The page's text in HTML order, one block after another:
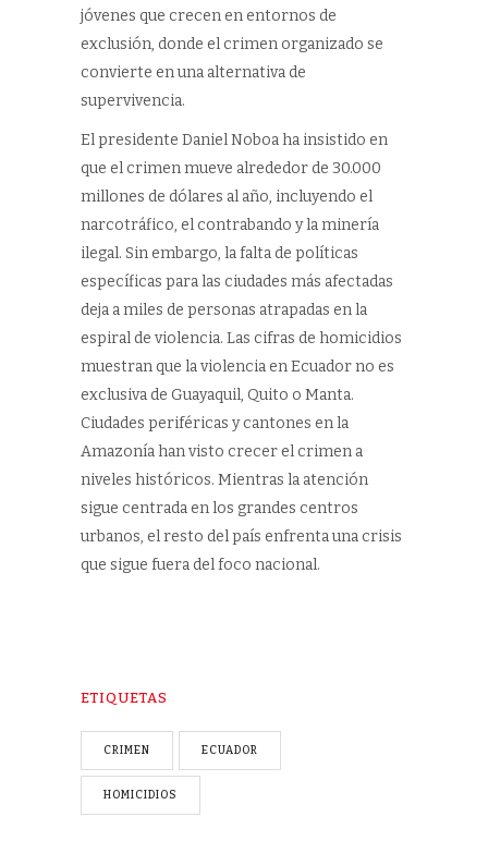
jóvenes que crecen en entornos de
exclusión, donde el crimen organizado se
convierte en una alternativa de
supervivencia.
El presidente Daniel Noboa ha insistido en
que el crimen mueve alrededor de 30.000
millones de dólares al año, incluyendo el
narcotráfico, el contrabando y la minería
ilegal. Sin embargo, la falta de políticas
específicas para las ciudades más afectadas
deja a miles de personas atrapadas en la
espiral de violencia. Las cifras de homicidios
muestran que la violencia en Ecuador no es
exclusiva de Guayaquil, Quito o Manta.
Ciudades periféricas y cantones en la
Amazonía han visto crecer el crimen a
niveles históricos. Mientras la atención
sigue centrada en los grandes centros
urbanos, el resto del país enfrenta una crisis
que sigue fuera del foco nacional.
ETIQUETAS
CRIMEN ECUADOR
HOMICIDIOS